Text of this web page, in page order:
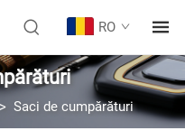
RO
> Saci de cumpărături